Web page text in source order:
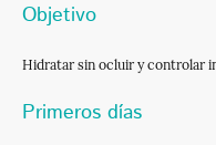
Objetivo
Hidratar sin ocluir y controlar
Primeros días